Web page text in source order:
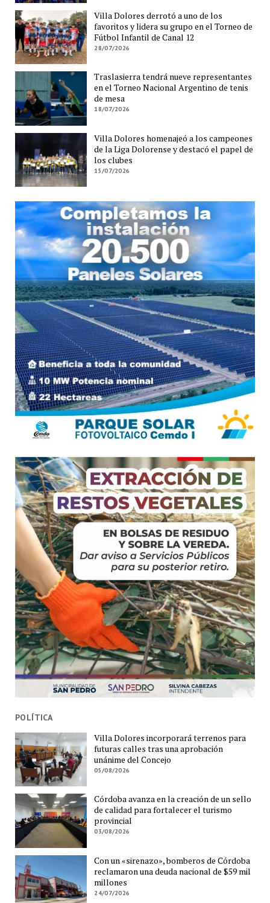
Villa Dolores derrotó a uno de los
favoritos y lidera su grupo en el Torneo de
Fútbol Infantil de Canal 12
28/07/2026
Traslasierra tendrá nueve representantes
en el Torneo Nacional Argentino de tenis
de mesa
18/07/2026
Villa Dolores homenajeó a los campeones
de la Liga Dolorense y destacó el papel de
los clubes
15/07/2026
POLÍTICA
Villa Dolores incorporará terrenos para
futuras calles tras una aprobación
unánime del Concejo
05/08/2026
Córdoba avanza en la creación de un sello
de calidad para fortalecer el turismo
provincial
03/08/2026
Con un «sirenazo», bomberos de Córdoba
reclamaron una deuda nacional de $59 mil
millones
24/07/2026